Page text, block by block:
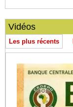
Vidéos
Les plus récents